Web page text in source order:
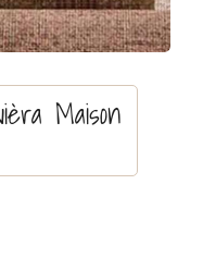
Maison